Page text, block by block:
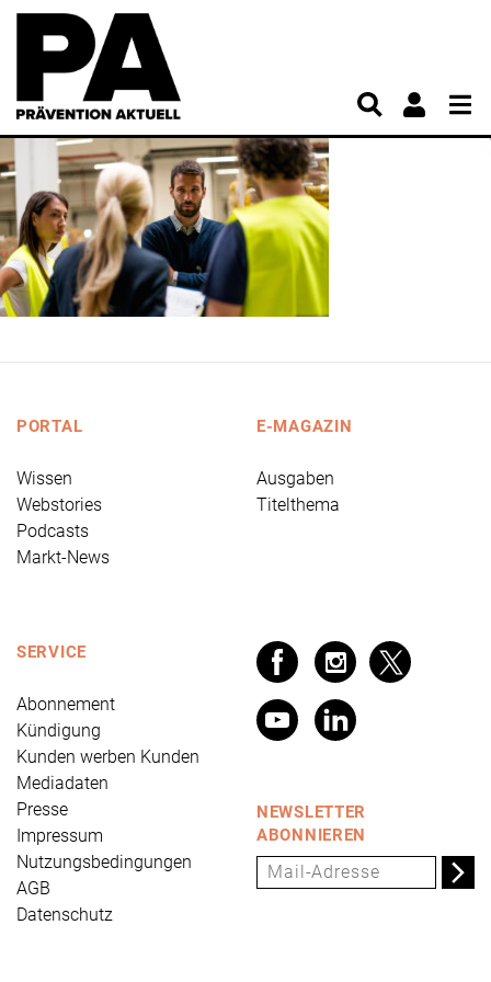
PORTAL
Wissen
Webstories
Podcasts
Markt-News
E-MAGAZIN
Ausgaben
Titelthema
SERVICE
Abonnement
Kündigung
Kunden werben Kunden
Mediadaten
Presse
Impressum
Nutzungsbedingungen
AGB
Datenschutz
NEWSLETTER
ABONNIEREN